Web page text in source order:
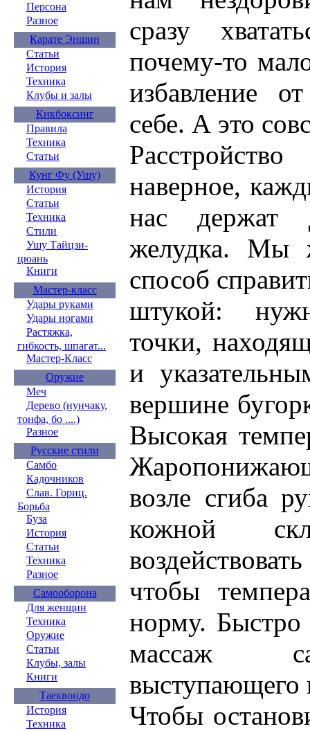
Персона
Разное
Карате Эншин
Статьи
История
Техника
Клубы и залы
Кикбоксинг
Правила
Техника
Статьи
Кунг Фу (Ушу)
История
Статьи
Техника
Стили
Ушу Тайцзи-
цюань
Книги
Мастер-класс
Удары руками
Удары ногами
Растяжка,
гибкость, шпагат...
Мастер-Класс
Оружие
Меч
Дерево (нунчаку,
тонфа, бо ....)
Разное
Русские стили
Самбо
Кадочников
Слав. Гориц.
Борьба
Буза
История
Статьи
Техника
Разное
Самооборона
Для женщин
Техника
Оружие
Статьи
Клубы, залы
Книги
Таеквондо
История
Техника
сразу
почему-то
избавление
себе. А это
наверное,
нас держат
желудка. Мы
способ
штукой:
точки,
и
вершине
Высокая
возле сгиба
кожной
чтобы
норму.
массаж
выступающего
Чтобы